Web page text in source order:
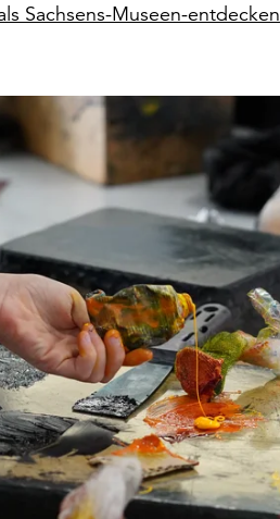
Sachsens-Museen-entdecken